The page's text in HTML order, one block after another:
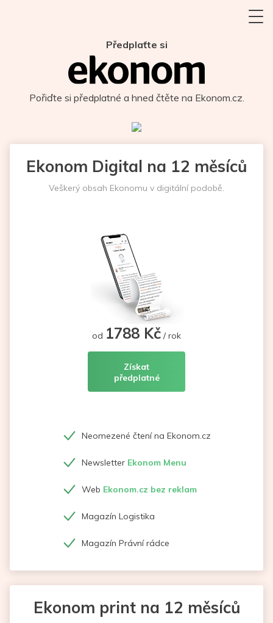
Předplaťte si
Pořiďte si předplatné a hned čtěte na Ekonom.cz.
Ekonom Digital na 12 měsíců
Veškerý obsah Ekonomu v digitální podobě.
od 1788 Kč / rok
Získat
předplatné
Neomezené čtení na Ekonom.cz
Newsletter Ekonom Menu
Web Ekonom.cz bez reklam
Magazín Logistika
Magazín Právní rádce
Ekonom print na 12 měsíců